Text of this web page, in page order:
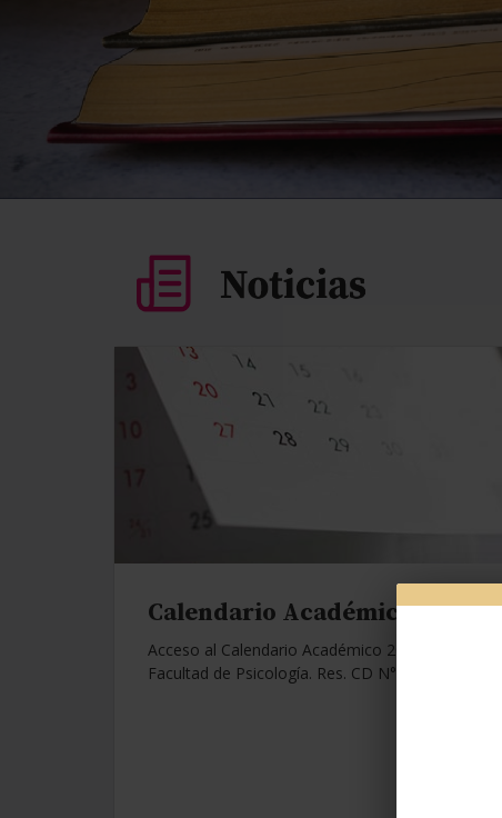
Calendario Académico 2026.
Acceso al Calendario Académico 2026 de la
Facultad de Psicología. Res. CD N°1112/25.